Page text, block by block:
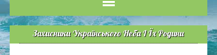
Захисники Українського Неба І Їх Родини